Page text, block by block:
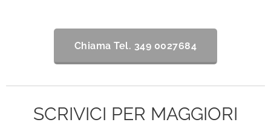
Chiama Tel. 349 0027684
SCRIVICI PER MAGGIORI